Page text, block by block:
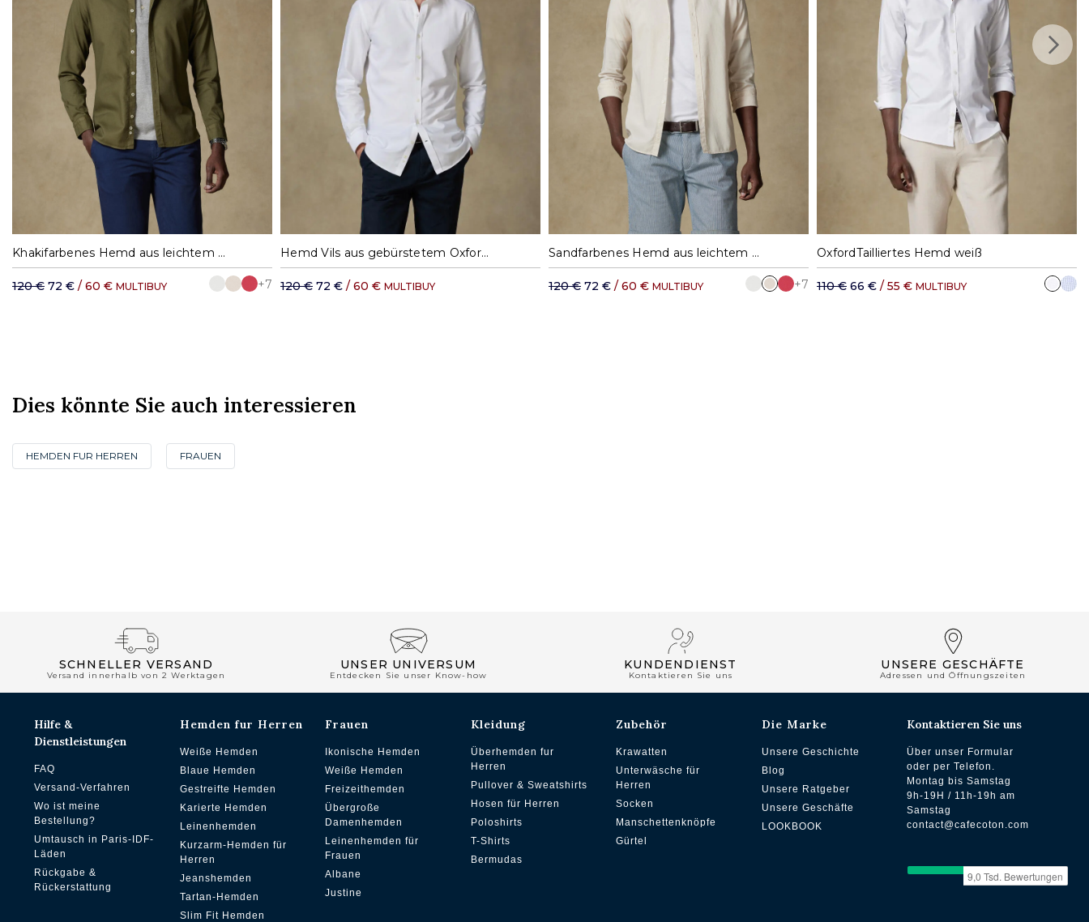
DHL Rest der Welt: ab 35,11 €
M L XL XXL Khakifarbenes Hemd aus leichtem Baumwollstoff
120 € 72 € / 60 € MULTIBUY +7
38 39 40 41 42 43 Hemd Vils aus gebürstetem Oxford weiß
120 € 72 € / 60 € MULTIBUY
M L XL XXL Sandfarbenes Hemd aus leichtem Baumwollstoff
120 € 72 € / 60 € MULTIBUY +7
37 38 39 40
OxfordTailliertes Hemd weiß
110 € 66 € / 55 € MULTIBUY
Dies könnte Sie auch interessieren
HEMDEN FUR HERREN FRAUEN
SCHNELLER VERSAND
Versand innerhalb von 2 Werktagen
UNSER UNIVERSUM
Entdecken Sie unser Know-how
KUNDENDIENST
Kontaktieren Sie uns
UNSERE GESCHÄFTE
Adressen und Öffnungszeiten
Hilfe &
Dienstleistungen
FAQ
Versand-Verfahren
Wo ist meine
Bestellung?
Umtausch in Paris-IDF-
Läden
Rückgabe &
Rückerstattung
Hemden fur Herren
Weiße Hemden
Blaue Hemden
Gestreifte Hemden
Karierte Hemden
Leinenhemden
Kurzarm-Hemden für
Herren
Jeanshemden
Tartan-Hemden
Slim Fit Hemden
Frauen
Ikonische Hemden
Weiße Hemden
Freizeithemden
Übergroße
Damenhemden
Leinenhemden für
Frauen
Albane
Justine
Kleidung
Überhemden fur
Herren
Pullover & Sweatshirts
Hosen für Herren
Poloshirts
T-Shirts
Bermudas
Zubehör
Krawatten
Unterwäsche für
Herren
Socken
Manschettenknöpfe
Gürtel
Die Marke
Unsere Geschichte
Blog
Unsere Ratgeber
Unsere Geschäfte
LOOKBOOK
Kontaktieren Sie uns
Über unser Formular
oder per Telefon.
Montag bis Samstag
9h-19H / 11h-19h am
Samstag
contact@cafecoton.com